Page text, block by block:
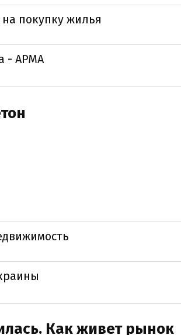
покупку жилья
- АРМА
Как живет рынок